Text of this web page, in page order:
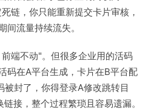
链，你只能重新提交卡片审核，
间流量持续流失。
端不动"。但很多企业用的活码
码在A平台生成，卡片在B平台配
封了，你得登录A修改跳转目
接，整个过程繁琐且容易遗漏。